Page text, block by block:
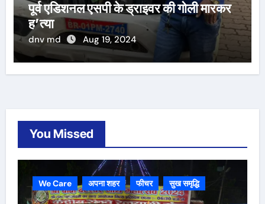
पूर्व एडिशनल एसपी के ड्राइवर की गोली मारकर
ह’त्या
dnv md Aug 19, 2024
You Missed
We Care अपना शहर फीचर सुख समृद्धि